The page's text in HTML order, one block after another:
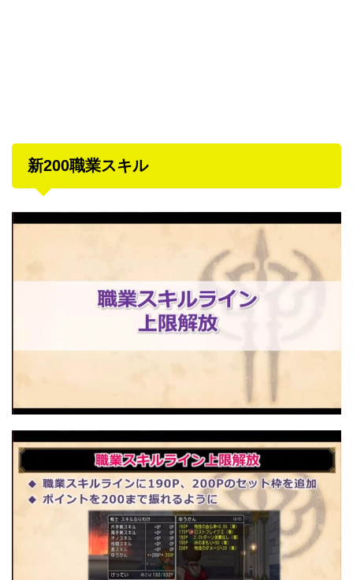
新200職業スキル